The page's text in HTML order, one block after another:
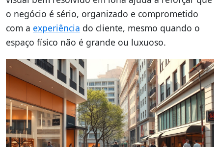
o negócio é sério, organizado e comprometido
com a experiência do cliente, mesmo quando o
espaço físico não é grande ou luxuoso.